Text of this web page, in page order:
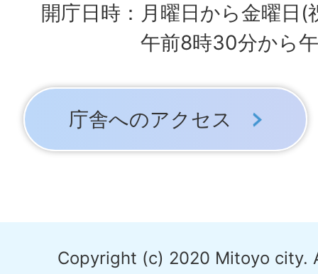
開庁日時：月曜日から金曜日(
午前8時30分から
庁舎へのアクセス
Copyright (c) 2020 Mitoyo city.